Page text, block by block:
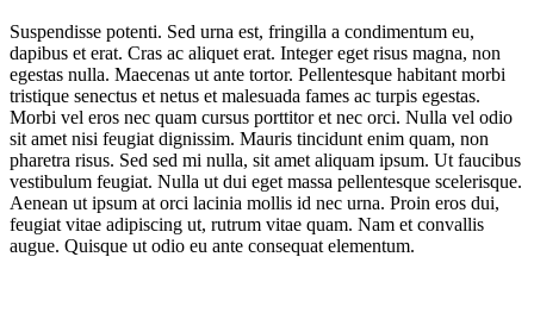
Suspendisse potenti. Sed urna est, fringilla a condimentum eu,
dapibus et erat. Cras ac aliquet erat. Integer eget risus magna, non
egestas nulla. Maecenas ut ante tortor. Pellentesque habitant morbi
tristique senectus et netus et malesuada fames ac turpis egestas.
Morbi vel eros nec quam cursus porttitor et nec orci. Nulla vel odio
sit amet nisi feugiat dignissim. Mauris tincidunt enim quam, non
pharetra risus. Sed sed mi nulla, sit amet aliquam ipsum. Ut faucibus
vestibulum feugiat. Nulla ut dui eget massa pellentesque scelerisque.
Aenean ut ipsum at orci lacinia mollis id nec urna. Proin eros dui,
feugiat vitae adipiscing ut, rutrum vitae quam. Nam et convallis
augue. Quisque ut odio eu ante consequat elementum.